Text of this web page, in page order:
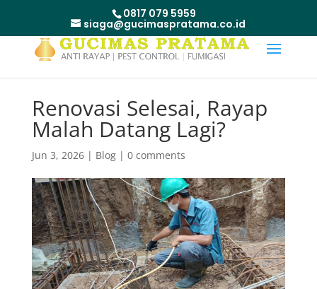
0817 079 5959
siaga@gucimaspratama.co.id
Renovasi Selesai, Rayap
Malah Datang Lagi?
Jun 3, 2026| Blog| 0 comments